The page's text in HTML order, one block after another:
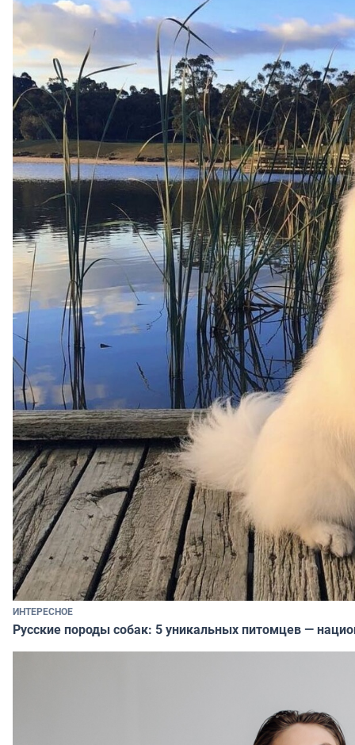
ИНТЕРЕСНОЕ
Русские породы собак: 5 уникальных питомцев —